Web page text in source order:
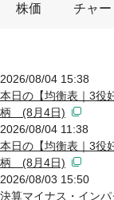
株価 チャー
2026/08/04 15:38
本日の【均衡表｜3
柄 (8月4日)
2026/08/04 11:38
本日の【均衡表｜3
柄 (8月4日)
2026/08/03 15:50
決算マイナス・イン